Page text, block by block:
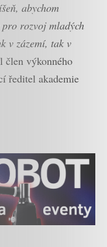
abychom
rozvoj mladých
v zázemí, tak v
člen výkonného
ředitel akademie